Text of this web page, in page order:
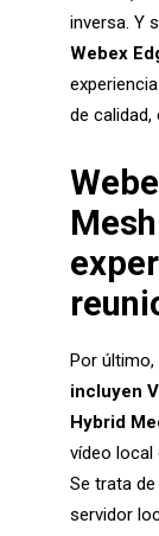
inversa. Y
Webex
de calidad,
Por
incluyen
Hybrid
vídeo local
Se trata
servidor